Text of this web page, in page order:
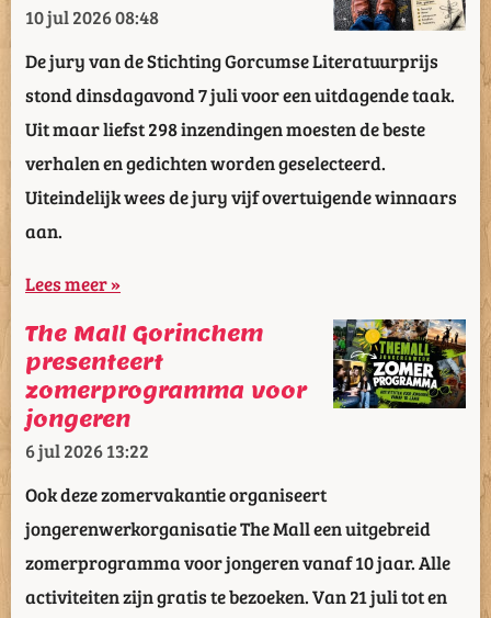
10 jul 202608:48
De jury van de Stichting Gorcumse Literatuurprijs
stond dinsdagavond 7 juli voor een uitdagende taak.
Uit maar liefst 298 inzendingen moesten de beste
verhalen en gedichten worden geselecteerd.
Uiteindelijk wees de jury vijf overtuigende winnaars
aan.
Lees meer »
The Mall Gorinchem
presenteert
zomerprogramma voor
jongeren
6 jul 202613:22
Ook deze zomervakantie organiseert
jongerenwerkorganisatie The Mall een uitgebreid
zomerprogramma voor jongeren vanaf 10 jaar. Alle
activiteiten zijn gratis te bezoeken. Van 21 juli tot en